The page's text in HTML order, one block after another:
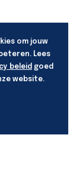
om jouw
Lees
beleid goed
website.